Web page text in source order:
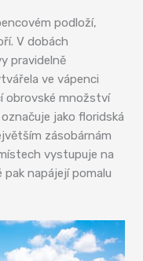
podloží,
V dobách
pravidelně
ve vápenci
obrovské množství
jako floridská
zásobárnám
vystupuje na
napájejí pomalu